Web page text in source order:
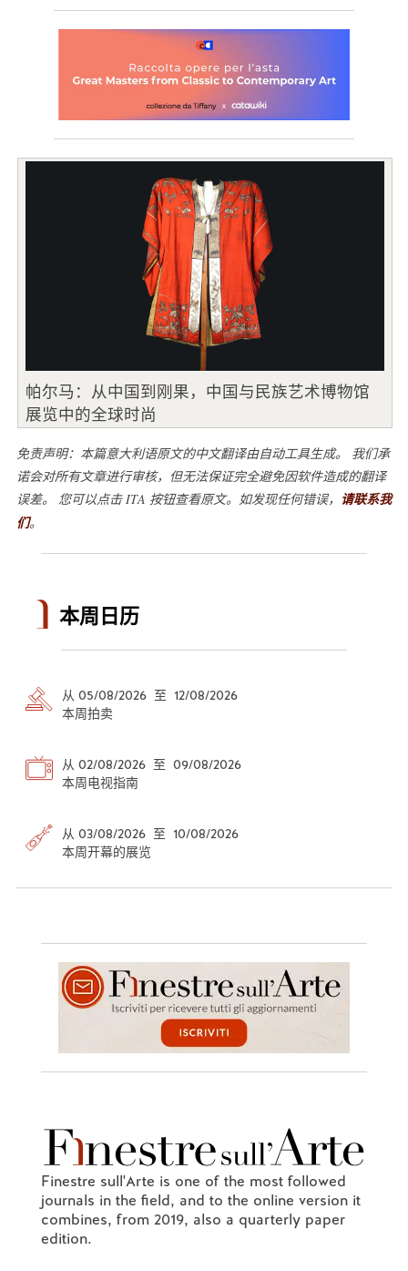
帕尔马：从中国到刚果，中国与民族艺术博物馆
展览中的全球时尚
免责声明：本篇意大利语原文的中文翻译由自动工具生成。 我们承
诺会对所有文章进行审核，但无法保证完全避免因软件造成的翻译
误差。 您可以点击 ITA 按钮查看原文。如发现任何错误， 请联系我
们。
本周日历
从 05/08/2026 至 12/08/2026
本周拍卖
从 02/08/2026 至 09/08/2026
本周电视指南
从 03/08/2026 至 10/08/2026
本周开幕的展览
Finestre sull'Arte is one of the most followed
journals in the field, and to the online version it
combines, from 2019, also a quarterly paper
edition.